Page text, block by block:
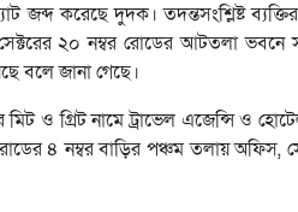
করেছে দুদক। তদন্তসংশ্লিষ্ট
২০ নম্বর রোডের আটতলা ভবনে
বলে জানা গেছে।
ও গ্রিট নামে ট্রাভেল এজেন্সি ও
৪ নম্বর বাড়ির পঞ্চম তলায় অফিস,